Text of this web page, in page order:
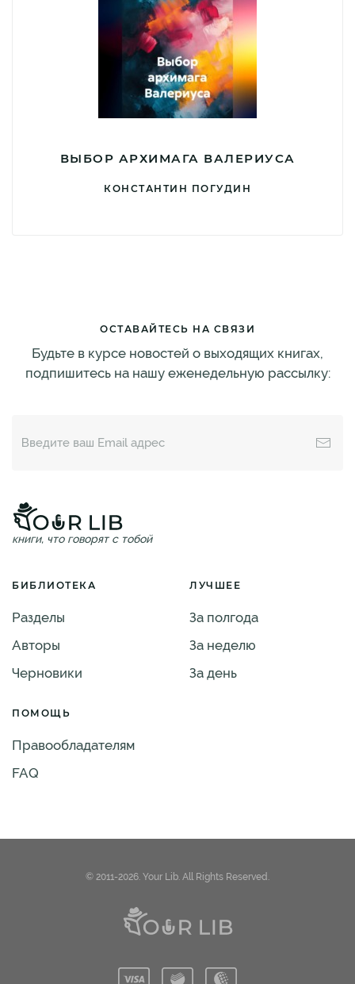
ВЫБОР АРХИМАГА ВАЛЕРИУСА
КОНСТАНТИН ПОГУДИН
ОСТАВАЙТЕСЬ НА СВЯЗИ
Будьте в курсе новостей о выходящих книгах,
подпишитесь на нашу еженедельную рассылку:
книги, что говорят с тобой
БИБЛИОТЕКА
Разделы
Авторы
Черновики
ЛУЧШЕЕ
За полгода
За неделю
За день
ПОМОЩЬ
Правообладателям
FAQ
© 2011-2026. Your Lib. All Rights Reserved.